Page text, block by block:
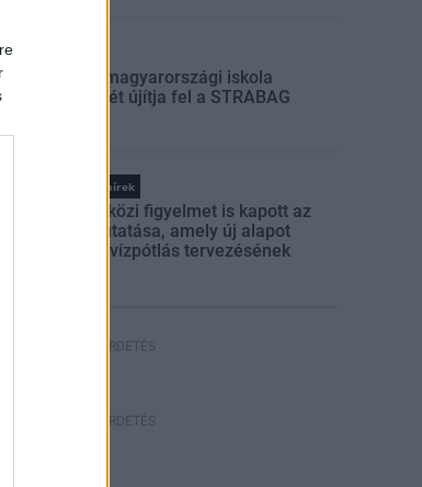
Három magyarországi iskola
tantermét újítja fel a STRABAG
Országos hírek
Nemzetközi figyelmet is kapott az
SZTE kutatása, amely új alapot
adhat a vízpótlás tervezésének
HIRDETÉS
HÍRDETÉS